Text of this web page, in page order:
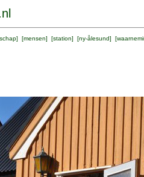
] [mensen] [station] [ny-ålesund] [